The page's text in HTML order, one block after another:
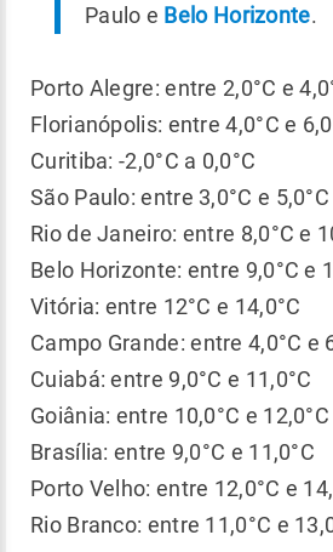
Paulo e Belo Horizonte.
Porto Alegre: entre 2,0°C e
Florianópolis: entre 4,0°C e
Curitiba: -2,0°C a 0,0°C
São Paulo: entre 3,0°C e 5,0°C
Rio de Janeiro: entre 8,0°C e
Belo Horizonte: entre 9,0°C e
Vitória: entre 12°C e 14,0°C
Campo Grande: entre 4,0°C e
Cuiabá: entre 9,0°C e 11,0°C
Goiânia: entre 10,0°C e 12,0°C
Brasília: entre 9,0°C e 11,0°C
Porto Velho: entre 12,0°C e
Rio Branco: entre 11,0°C e